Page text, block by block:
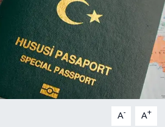
A- A+